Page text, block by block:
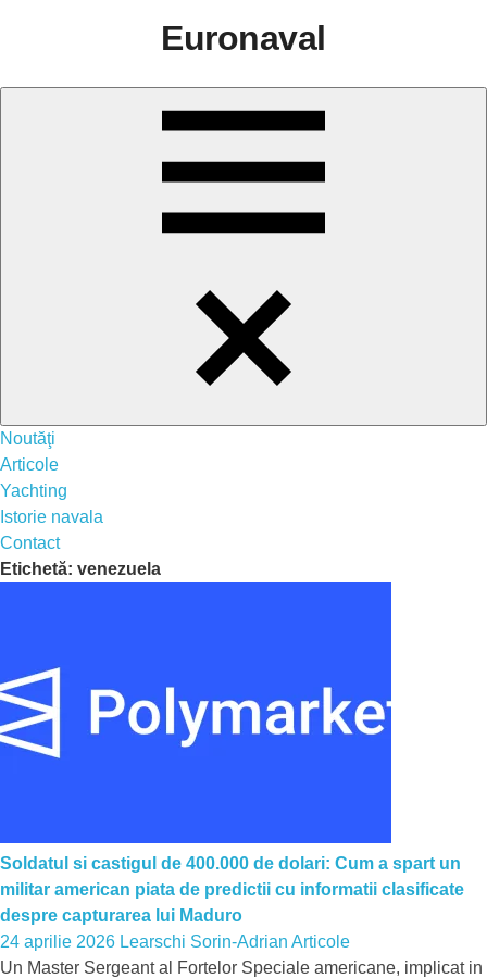
Euronaval
Noutăţi
Articole
Yachting
Istorie navala
Contact
Etichetă: venezuela
Soldatul si castigul de 400.000 de dolari: Cum a spart un
militar american piata de predictii cu informatii clasificate
despre capturarea lui Maduro
24 aprilie 2026 Learschi Sorin-Adrian Articole
Un Master Sergeant al Fortelor Speciale americane, implicat in